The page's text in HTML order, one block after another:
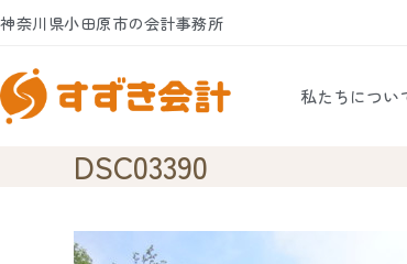
Skip
content
神奈川県小田原市の会計事務所
私たちについ
DSC03390